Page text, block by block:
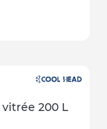
200 L